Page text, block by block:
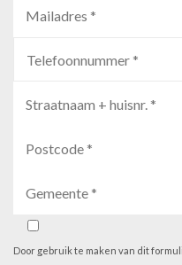
Door gebruik te maken van dit